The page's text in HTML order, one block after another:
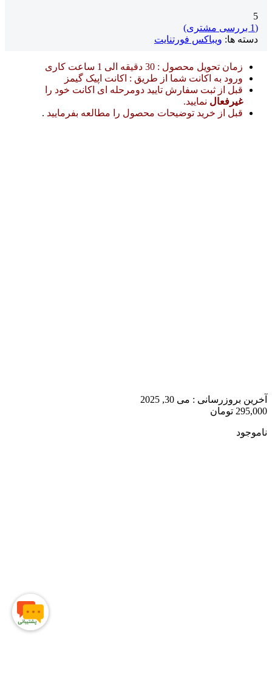
5
(
1 بررسی مشتری)
دسته ها: ویباکس فورتنایت
زمان تحویل محصول : 30 دقیقه الی 1 ساعت کاری
ورود به اکانت شما از طریق : اکانت اپیک گیمز
قبل از ثبت سفارش تایید دومرحله ای اکانت خود را
غیرفعال نمایید.
قبل از خرید توضیحات محصول را مطالعه بفرمایید .
آخرین بروزرسانی : می 30, 2025
295,000 تومان
ناموجود